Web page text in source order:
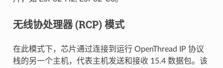
无线协处理器 (RCP) 模式
在此模式下，芯片通过连接到运行 OpenThread IP 协议
栈的另一个主机，代表主机发送和接收 15.4 数据包。该